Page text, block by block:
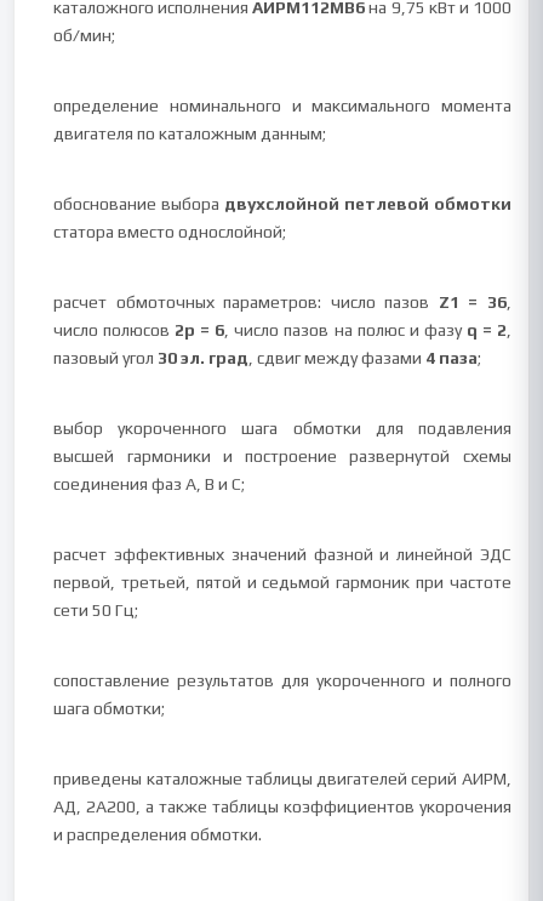
каталожного исполненияАИРМ112МВ6на 9,75 кВт и 1000
об/мин;
определение номинального и максимального момента
двигателя по каталожным данным;
обоснование выбора двухслойной петлевой обмотки
статора вместо однослойной;
расчет обмоточных параметров: число пазов Z1 = 36,
число полюсов 2p = 6 , число пазов на полюс и фазу q = 2
пазовый угол 30 эл. град , сдвиг между фазами 4 паза;
выбор укороченного шага обмотки для подавления
высшей гармоники и построение развернутой схемы
соединения фаз А, В и С;
расчет эффективных значений фазной и линейной ЭДС
первой, третьей, пятой и седьмой гармоник при частоте
сети 50 Гц;
сопоставление результатов для укороченного и полного
шага обмотки;
приведены каталожные таблицы двигателей серий АИРМ,
АД, 2А200, а также таблицы коэффициентов укорочения
и распределения обмотки.